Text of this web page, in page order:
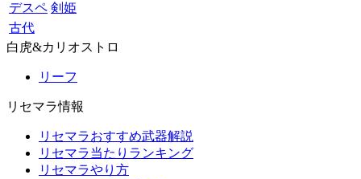
デスペ 剣姫
古代
白虎&カリオストロ
リーフ
リセマラ情報
リセマラおすすめ武器解説
リセマラ当たりランキング
リセマラやり方